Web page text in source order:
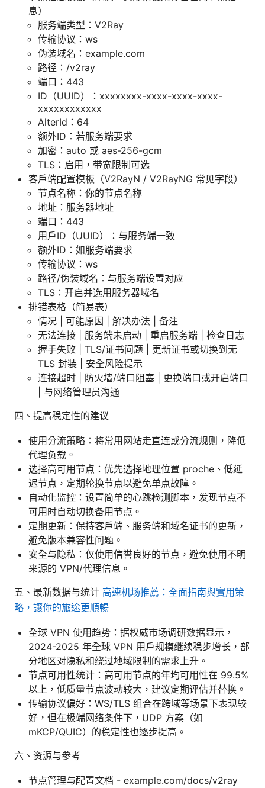
息）
服务端类型：V2Ray
传输协议：ws
伪装域名：example.com
路径：/v2ray
端口：443
ID（UUID）：xxxxxxxx-xxxx-xxxx-xxxx-
xxxxxxxxxxxx
AlterId：64
额外ID：若服务端要求
加密：auto 或 aes-256-gcm
TLS：启用，带宽限制可选
客户端配置模板（V2RayN / V2RayNG 常见字段）
节点名称：你的节点名称
地址：服务器地址
端口：443
用户ID（UUID）：与服务端一致
额外ID：如服务端要求
传输协议：ws
路径/伪装域名：与服务端设置对应
TLS：开启并选用服务器域名
排错表格（简易表）
情况 | 可能原因 | 解决办法 | 备注
无法连接 | 服务端未启动 | 重启服务端 | 检查日志
握手失败 | TLS/证书问题 | 更新证书或切换到无
TLS 封装 | 安全风险提示
连接超时 | 防火墙/端口阻塞 | 更换端口或开启端口
| 与网络管理员沟通
四、提高稳定性的建议
使用分流策略：将常用网站走直连或分流规则，降低
代理负载。
选择高可用节点：优先选择地理位置 proche、低延
迟节点，定期轮换节点以避免单点故障。
自动化监控：设置简单的心跳检测脚本，发现节点不
可用时自动切换备用节点。
定期更新：保持客户端、服务端和域名证书的更新，
避免版本兼容性问题。
安全与隐私：仅使用信誉良好的节点，避免使用不明
来源的 VPN/代理信息。
五、最新数据与统计 高速机场推薦：全面指南與實用策
略，讓你的旅途更順暢
全球 VPN 使用趋势：据权威市场调研数据显示，
2024-2025 年全球 VPN 用户规模继续稳步增长，部
分地区对隐私和绕过地域限制的需求上升。
节点可用性统计：高可用节点的年均可用性在 99.5%
以上，低质量节点波动较大，建议定期评估并替换。
传输协议偏好：WS/TLS 组合在跨域等场景下表现较
好，但在极端网络条件下，UDP 方案（如
mKCP/QUIC）的稳定性也逐步提高。
六、资源与参考
节点管理与配置文档 - example.com/docs/v2ray